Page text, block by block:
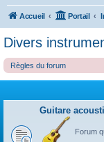
Accueil Portail
Divers
Règles du forum
Guitare
Forum